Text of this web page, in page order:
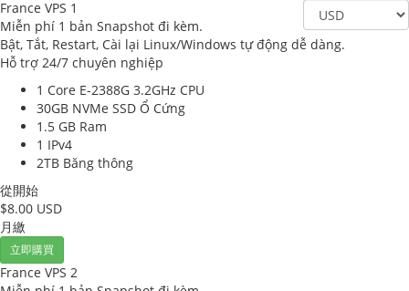
France VPS 1
Miễn phí 1 bản Snapshot đi kèm.
Bật, Tắt, Restart, Cài lại Linux/Windows tự động dễ dàng.
Hỗ trợ 24/7 chuyên nghiệp
1 Core E-2388G 3.2GHz CPU
30GB NVMe SSD Ổ Cứng
1.5 GB Ram
1 IPv4
2TB Băng thông
從開始
$8.00 USD
月繳
立即購買
France VPS 2